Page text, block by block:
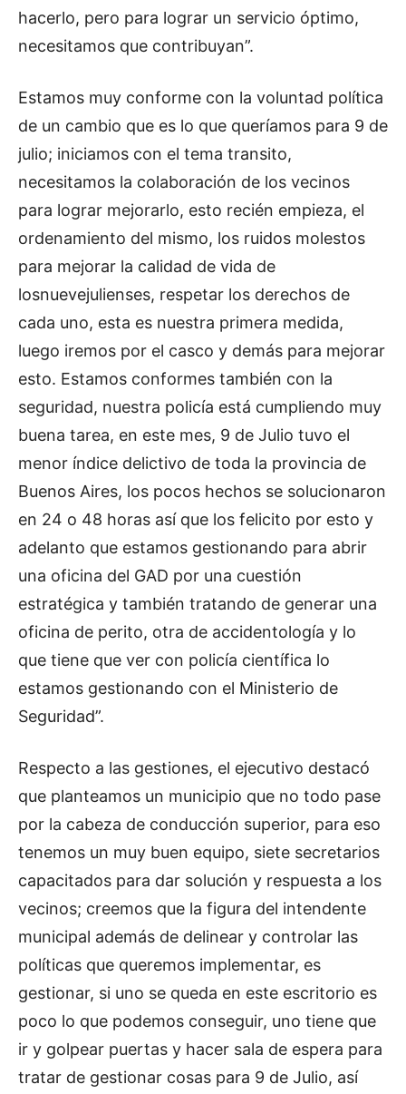
hacerlo, pero para lograr un servicio óptimo,
necesitamos que contribuyan”.
Estamos muy conforme con la voluntad política
de un cambio que es lo que queríamos para 9 de
julio; iniciamos con el tema transito,
necesitamos la colaboración de los vecinos
para lograr mejorarlo, esto recién empieza, el
ordenamiento del mismo, los ruidos molestos
para mejorar la calidad de vida de
losnuevejulienses, respetar los derechos de
cada uno, esta es nuestra primera medida,
luego iremos por el casco y demás para mejorar
esto. Estamos conformes también con la
seguridad, nuestra policía está cumpliendo muy
buena tarea, en este mes, 9 de Julio tuvo el
menor índice delictivo de toda la provincia de
Buenos Aires, los pocos hechos se solucionaron
en 24 o 48 horas así que los felicito por esto y
adelanto que estamos gestionando para abrir
una oficina del GAD por una cuestión
estratégica y también tratando de generar una
oficina de perito, otra de accidentología y lo
que tiene que ver con policía científica lo
estamos gestionando con el Ministerio de
Seguridad”.
Respecto a las gestiones, el ejecutivo destacó
que planteamos un municipio que no todo pase
por la cabeza de conducción superior, para eso
tenemos un muy buen equipo, siete secretarios
capacitados para dar solución y respuesta a los
vecinos; creemos que la figura del intendente
municipal además de delinear y controlar las
políticas que queremos implementar, es
gestionar, si uno se queda en este escritorio es
poco lo que podemos conseguir, uno tiene que
ir y golpear puertas y hacer sala de espera para
tratar de gestionar cosas para 9 de Julio, así